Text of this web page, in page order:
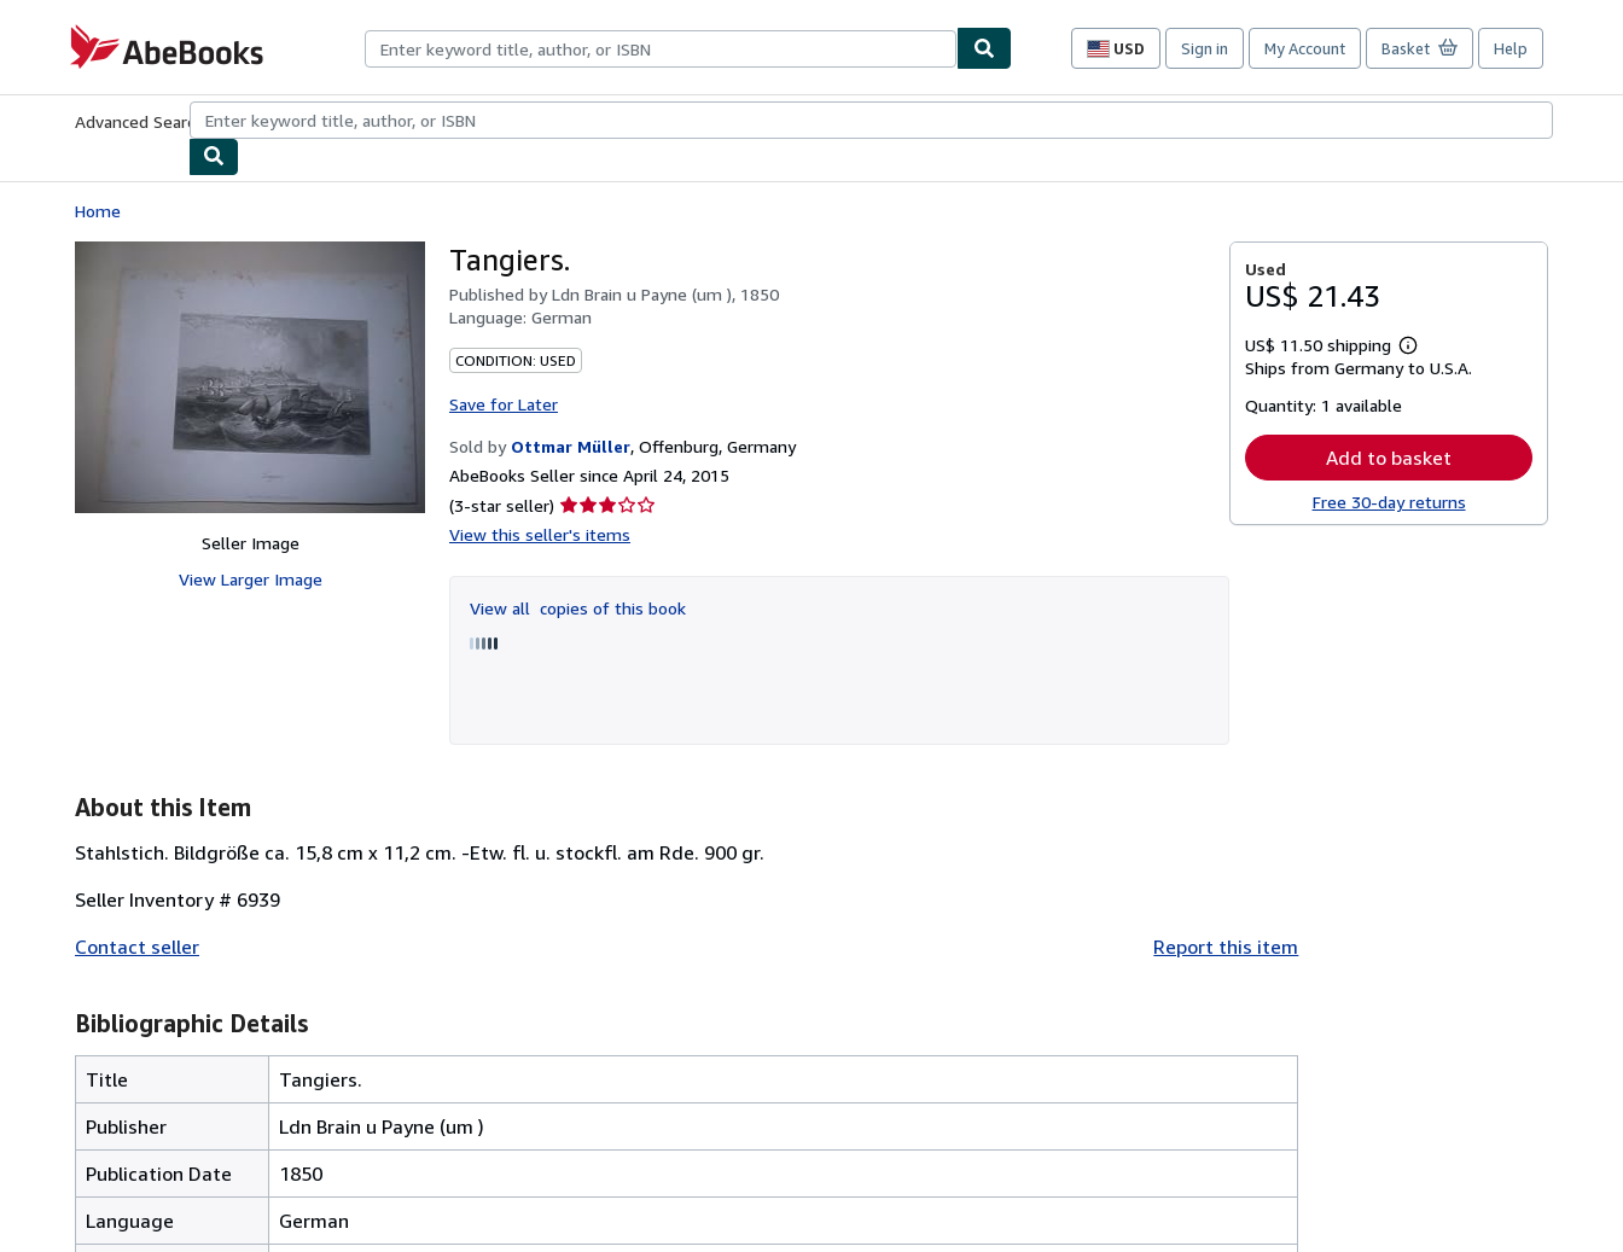
AbeBooks.com
USD
Site
preferences
Sign in My Account Basket Help
Advanced Search Browse CollectionsRare BooksArt & Collectibles
Home
Seller Image
View Larger Image
Tangiers.
Published byLdn Brain u Payne (um ), 1850
Language: German
CONDITION: USED
Save for Later
Sold by Ottmar Müller, Offenburg, Germany
AbeBooks Seller since April 24, 2015
(3-star seller) Seller
rating
of
5
View this seller's items
View all copies of this book
Used
US$ 21.43
US$ 11.50 shipping
Learn
more
Ships from Germany to U.S.A.
Quantity: 1 available
Add to basket
Free 30-day returns
About this Item
Stahlstich. Bildgröße ca. 15,8 cm x 11,2 cm. -Etw. fl. u. stockfl. am Rde. 900 gr.
Seller Inventory # 6939
Contact seller
Report this item
Bibliographic Details
Title
Tangiers.
Publisher
Ldn Brain u Payne (um )
Publication Date
1850
Language
German